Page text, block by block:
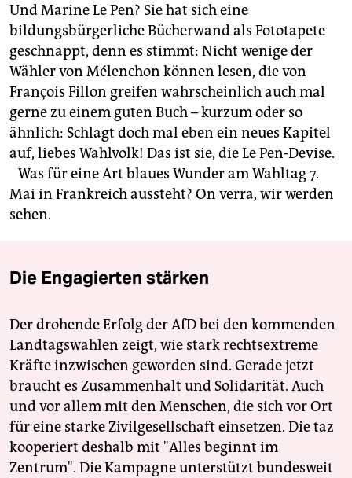
Und Marine Le Pen? Sie hat sich eine
bildungsbürgerliche Bücherwand als Fototapete
geschnappt, denn es stimmt: Nicht wenige der
Wähler von Mélenchon können lesen, die von
François Fillon greifen wahrscheinlich auch mal
gerne zu einem guten Buch – kurzum oder so
ähnlich: Schlagt doch mal eben ein neues Kapitel
auf, liebes Wahlvolk! Das ist sie, die Le Pen-Devise.
Was für eine Art blaues Wunder am Wahltag 7.
Mai in Frankreich aussteht? On verra, wir werden
sehen.
Die Engagierten stärken
Der drohende Erfolg der AfD bei den kommenden
Landtagswahlen zeigt, wie stark rechtsextreme
Kräfte inzwischen geworden sind. Gerade jetzt
braucht es Zusammenhalt und Solidarität. Auch
und vor allem mit den Menschen, die sich vor Ort
für eine starke Zivilgesellschaft einsetzen. Die taz
kooperiert deshalb mit "Alles beginnt im
Zentrum". Die Kampagne unterstützt bundesweit